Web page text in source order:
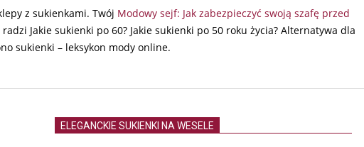
z sukienkami. Twój Modowy sejf: Jak zabezpieczyć swoją szafę przed
Jakie sukienki po 60? Jakie sukienki po 50 roku życia? Alternatywa dla
sukienki – leksykon mody online.
ELEGANCKIE SUKIENKI NA WESELE